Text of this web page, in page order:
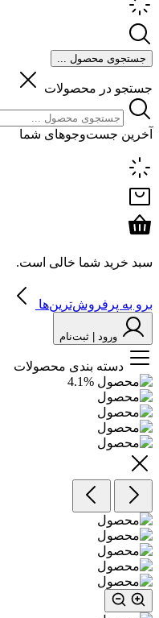
جستجوی محصول ...
جستجو در محصولات
آخرین جست‌وجوهای شما
سبد خرید شما خالی است.
برو به پرفروش‌ترین‌ها
ورود | ثبت‌نام
دسته بندی محصولات
4.1%